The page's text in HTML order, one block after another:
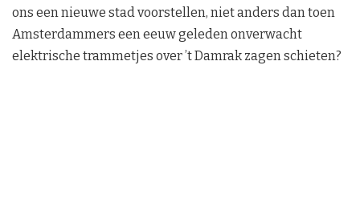
ons een nieuwe stad voorstellen, niet anders dan toen
Amsterdammers een eeuw geleden onverwacht
elektrische trammetjes over ’t Damrak zagen schieten?